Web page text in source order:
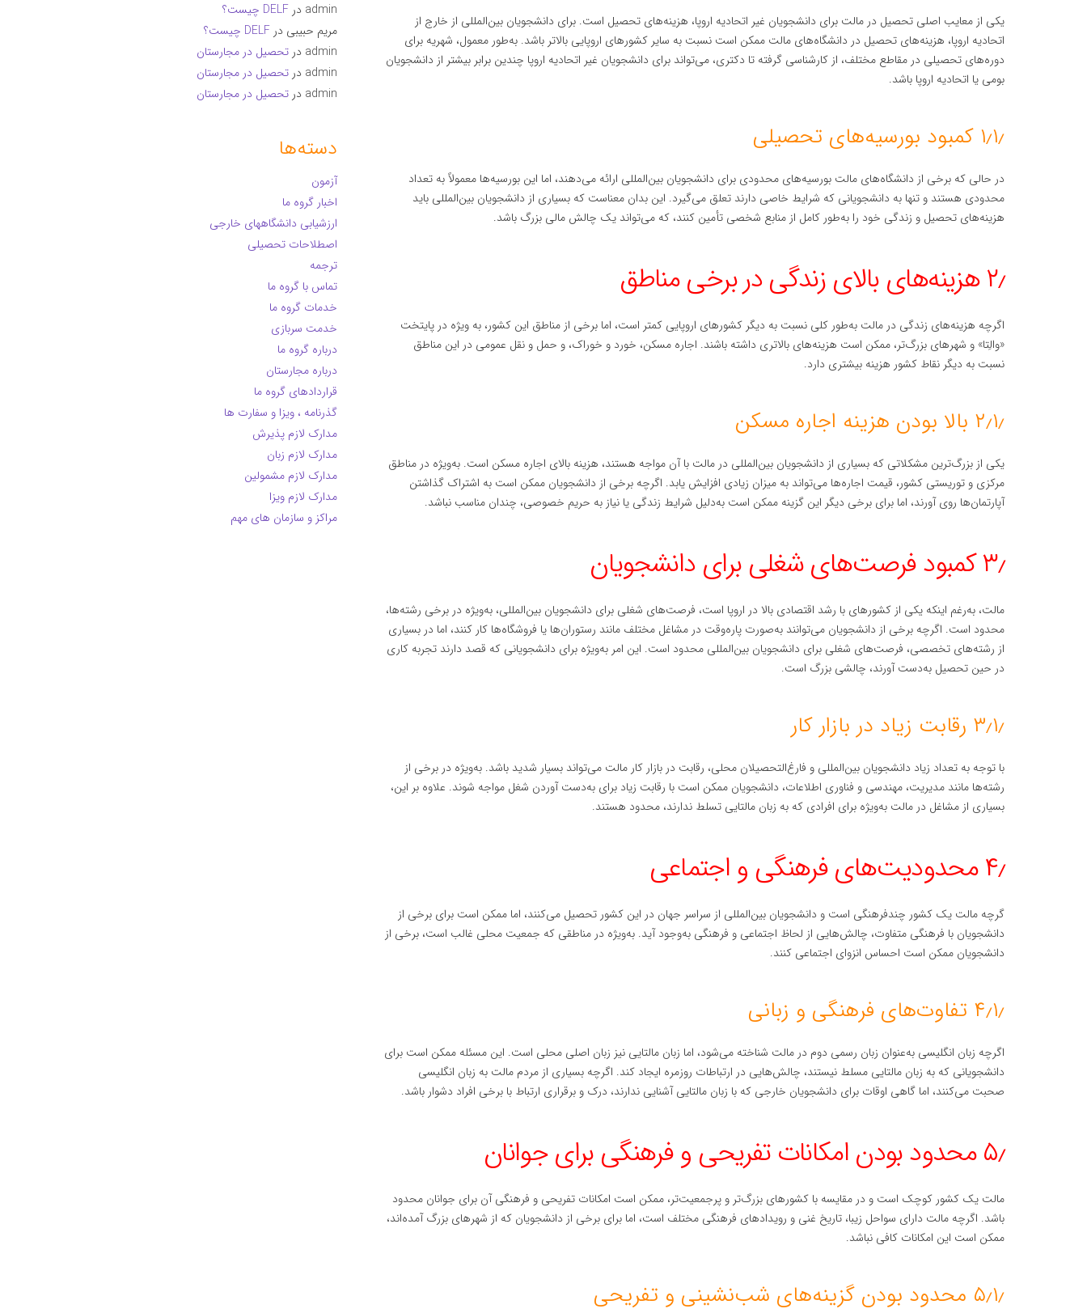
یکی از معایب اصلی تحصیل در مالت برای دانشجویان غیر اتحادیه اروپا، هزینه‌های تحصیل است. برای دانشجویان بین‌المللی از خارج از
اتحادیه اروپا، هزینه‌های تحصیل در دانشگاه‌های مالت ممکن است نسبت به سایر کشورهای اروپایی بالاتر باشد. به‌طور معمول، شهریه برای
دوره‌های تحصیلی در مقاطع مختلف، از کارشناسی گرفته تا دکتری، می‌تواند برای دانشجویان غیر اتحادیه اروپا چندین برابر بیشتر از دانشجویان
بومی یا اتحادیه اروپا باشد.
۱٫۱٫ کمبود بورسیه‌های تحصیلی
در حالی که برخی از دانشگاه‌های مالت بورسیه‌های محدودی برای دانشجویان بین‌المللی ارائه می‌دهند، اما این بورسیه‌ها معمولاً به تعداد
محدودی هستند و تنها به دانشجویانی که شرایط خاصی دارند تعلق می‌گیرد. این بدان معناست که بسیاری از دانشجویان بین‌المللی باید
هزینه‌های تحصیل و زندگی خود را به‌طور کامل از منابع شخصی تأمین کنند، که می‌تواند یک چالش مالی بزرگ باشد.
۲٫ هزینه‌های بالای زندگی در برخی مناطق
اگرچه هزینه‌های زندگی در مالت به‌طور کلی نسبت به دیگر کشورهای اروپایی کمتر است، اما برخی از مناطق این کشور، به ویژه در پایتخت
«والِتا» و شهرهای بزرگ‌تر، ممکن است هزینه‌های بالاتری داشته باشند. اجاره مسکن، خورد و خوراک، و حمل و نقل عمومی در این مناطق
نسبت به دیگر نقاط کشور هزینه بیشتری دارد.
۲٫۱٫ بالا بودن هزینه اجاره مسکن
یکی از بزرگ‌ترین مشکلاتی که بسیاری از دانشجویان بین‌المللی در مالت با آن مواجه هستند، هزینه بالای اجاره مسکن است. به‌ویژه در مناطق
مرکزی و توریستی کشور، قیمت اجاره‌ها می‌تواند به میزان زیادی افزایش یابد. اگرچه برخی از دانشجویان ممکن است به اشتراک گذاشتن
آپارتمان‌ها روی آورند، اما برای برخی دیگر این گزینه ممکن است به‌دلیل شرایط زندگی یا نیاز به حریم خصوصی، چندان مناسب نباشد.
۳٫ کمبود فرصت‌های شغلی برای دانشجویان
مالت، به‌رغم اینکه یکی از کشورهای با رشد اقتصادی بالا در اروپا است، فرصت‌های شغلی برای دانشجویان بین‌المللی، به‌ویژه در برخی رشته‌ها،
محدود است. اگرچه برخی از دانشجویان می‌توانند به‌صورت پاره‌وقت در مشاغل مختلف مانند رستوران‌ها یا فروشگاه‌ها کار کنند، اما در بسیاری
از رشته‌های تخصصی، فرصت‌های شغلی برای دانشجویان بین‌المللی محدود است. این امر به‌ویژه برای دانشجویانی که قصد دارند تجربه کاری
در حین تحصیل به‌دست آورند، چالشی بزرگ است.
۳٫۱٫ رقابت زیاد در بازار کار
با توجه به تعداد زیاد دانشجویان بین‌المللی و فارغ‌التحصیلان محلی، رقابت در بازار کار مالت می‌تواند بسیار شدید باشد. به‌ویژه در برخی از
رشته‌ها مانند مدیریت، مهندسی و فناوری اطلاعات، دانشجویان ممکن است با رقابت زیاد برای به‌دست آوردن شغل مواجه شوند. علاوه بر این،
بسیاری از مشاغل در مالت به‌ویژه برای افرادی که به زبان مالتایی تسلط ندارند، محدود هستند.
۴٫ محدودیت‌های فرهنگی و اجتماعی
گرچه مالت یک کشور چندفرهنگی است و دانشجویان بین‌المللی از سراسر جهان در این کشور تحصیل می‌کنند، اما ممکن است برای برخی از
دانشجویان با فرهنگی متفاوت، چالش‌هایی از لحاظ اجتماعی و فرهنگی به‌وجود آید. به‌ویژه در مناطقی که جمعیت محلی غالب است، برخی از
دانشجویان ممکن است احساس انزوای اجتماعی کنند.
۴٫۱٫ تفاوت‌های فرهنگی و زبانی
اگرچه زبان انگلیسی به‌عنوان زبان رسمی دوم در مالت شناخته می‌شود، اما زبان مالتایی نیز زبان اصلی محلی است. این مسئله ممکن است برای
دانشجویانی که به زبان مالتایی مسلط نیستند، چالش‌هایی در ارتباطات روزمره ایجاد کند. اگرچه بسیاری از مردم مالت به زبان انگلیسی
صحبت می‌کنند، اما گاهی اوقات برای دانشجویان خارجی که با زبان مالتایی آشنایی ندارند، درک و برقراری ارتباط با برخی افراد دشوار باشد.
۵٫ محدود بودن امکانات تفریحی و فرهنگی برای جوانان
مالت یک کشور کوچک است و در مقایسه با کشورهای بزرگ‌تر و پرجمعیت‌تر، ممکن است امکانات تفریحی و فرهنگی آن برای جوانان محدود
باشد. اگرچه مالت دارای سواحل زیبا، تاریخ غنی و رویدادهای فرهنگی مختلف است، اما برای برخی از دانشجویان که از شهرهای بزرگ آمده‌اند،
ممکن است این امکانات کافی نباشد.
۵٫۱٫ محدود بودن گزینه‌های شب‌نشینی و تفریحی
admin در DELF چیست؟
مریم حبیبی در DELF چیست؟
admin در تحصیل در مجارستان
admin در تحصیل در مجارستان
admin در تحصیل در مجارستان
دسته‌ها
آزمون
اخبار گروه ما
ارزشیابی دانشگاههای خارجی
اصطلاحات تحصیلی
ترجمه
تماس با گروه ما
خدمات گروه ما
خدمت سربازی
درباره گروه ما
درباره مجارستان
قراردادهای گروه ما
گذرنامه ، ویزا و سفارت ها
مدارک لازم پذیرش
مدارک لازم زبان
مدارک لازم مشمولین
مدارک لازم ویزا
مراکز و سازمان های مهم